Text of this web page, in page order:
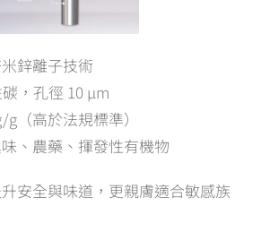
鋅離子技術
碳，孔徑 10 µm
g（高於法規標準）
、農藥、揮發性有機物
安全與味道，更親膚適合敏感族